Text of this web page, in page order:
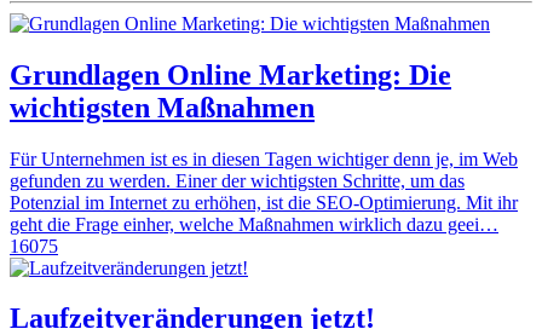
Grundlagen Online Marketing: Die
wichtigsten Maßnahmen
Für Unternehmen ist es in diesen Tagen wichtiger denn je, im Web
gefunden zu werden. Einer der wichtigsten Schritte, um das
Potenzial im Internet zu erhöhen, ist die SEO-Optimierung. Mit ihr
geht die Frage einher, welche Maßnahmen wirklich dazu geei…
16075
Laufzeitveränderungen jetzt!